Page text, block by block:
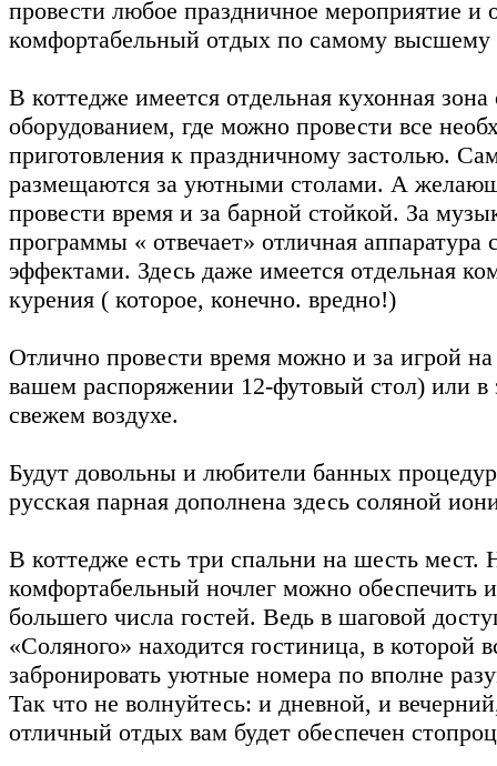
провести любое праздничное мероприятие и
комфортабельный отдых по самому высшему
В коттедже имеется отдельная кухонная зона
оборудованием, где можно провести все
приготовления к праздничному застолью.
размещаются за уютными столами. А
провести время и за барной стойкой. За
программы « отвечает» отличная аппаратура
эффектами. Здесь даже имеется отдельная
курения ( которое, конечно. вредно!)
Отлично провести время можно и за игрой на
вашем распоряжении 12-футовый стол) или в
свежем воздухе.
Будут довольны и любители банных
русская парная дополнена здесь соляной
В коттедже есть три спальни на шесть
комфортабельный ночлег можно обеспечить и
большего числа гостей. Ведь в шаговой
«Соляного» находится гостиница, в которой
забронировать уютные номера по вполне
Так что не волнуйтесь: и дневной, и
отличный отдых вам будет обеспечен